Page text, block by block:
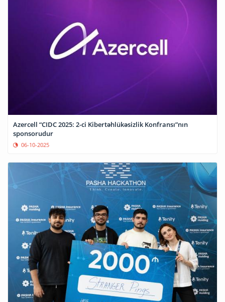
Azercell “CIDC 2025: 2-ci Kibertəhlükəsizlik Konfransı”nın
sponsorudur
06-10-2025